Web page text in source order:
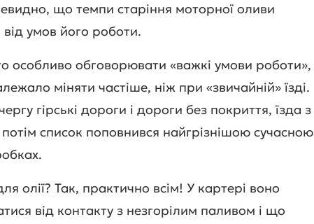
що темпи старіння моторної оливи
умов його роботи.
особливо обговорювати «важкі умови роботи»,
міняти частіше, ніж при «звичайній» їзді.
гірські дороги і дороги без покриття, їзда з
список поповнився найгрізнішою сучасною
олії? Так, практично всім! У картері воно
від контакту з незгорілим паливом і що